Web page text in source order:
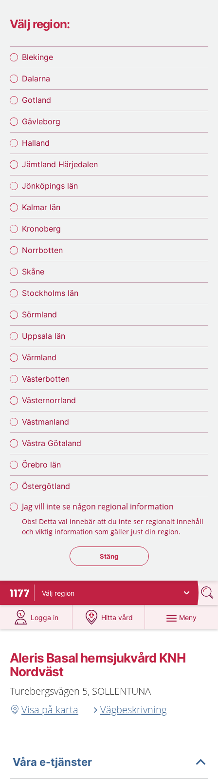
Välj region:
Blekinge
Dalarna
Gotland
Gävleborg
Halland
Jämtland Härjedalen
Jönköpings län
Kalmar län
Kronoberg
Norrbotten
Skåne
Stockholms län
Sörmland
Uppsala län
Värmland
Västerbotten
Västernorrland
Västmanland
Västra Götaland
Örebro län
Östergötland
Jag vill inte se någon regional information
Obs! Detta val innebär att du inte ser regionalt innehåll
och viktig information som gäller just din region.
Stäng regionsväljaren
Stäng
Till startsidan för 1177
Välj region
Logga in
på 1177.se
Hitta vård
på 1177.se
Meny
Aleris Basal hemsjukvård KNH
Nordväst
Turebergsvägen 5, SOLLENTUNA
Visa på karta
Vägbeskrivning
Våra e-tjänster